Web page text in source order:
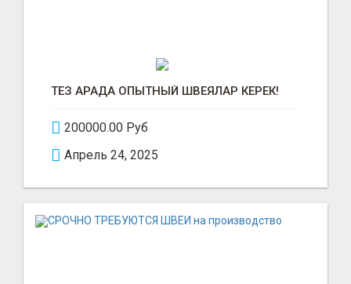
ТЕЗ АРАДА ОПЫТНЫЙ ШВЕЯЛАР КЕРЕК!
200000.00 Руб
Апрель 24, 2025